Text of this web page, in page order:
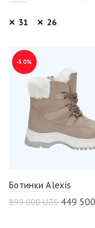
31 26
-50%
Ботинки Alexis
899 000UZS 449 500